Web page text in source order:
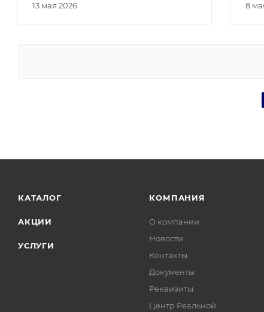
13 мая 2026 8
КАТАЛОГ
АКЦИИ
УСЛУГИ
КОМПАНИЯ
О компании
Новости
Контакты
Документы
Реквизиты
Центр Реальной